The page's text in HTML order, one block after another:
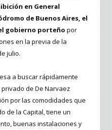
en General
de Buenos Aires, el
gobierno porteño por
en la previa de la
julio.
a buscar rápidamente
de De Narvaez
por las comodidades que
de la Capital, tiene un
buenas instalaciones y